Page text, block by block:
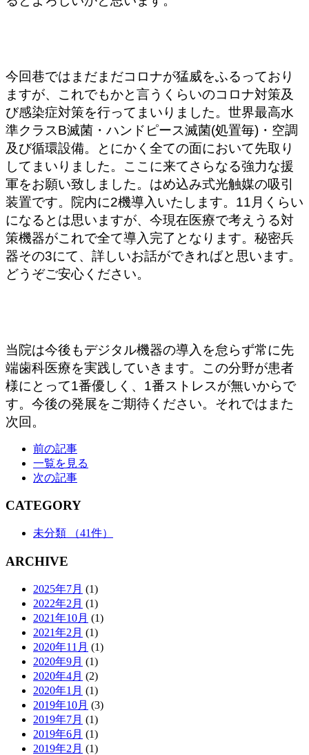
今回巷ではまだまだコロナが猛威をふるっており
ますが、これでもかと言うくらいのコロナ対策及
び感染症対策を行ってまいりました。世界最高水
準クラスB滅菌・ハンドピース滅菌(処置毎)・空調
及び循環設備。とにかく全ての面において先取り
してまいりました。ここに来てさらなる強力な援
軍をお願い致しました。はめ込み式光触媒の吸引
装置です。院内に2機導入いたします。11月くらい
になるとは思いますが、今現在医療で考えうる対
策機器がこれで全て導入完了となります。秘密兵
器その3にて、詳しいお話ができればと思います。
どうぞご安心ください。
当院は今後もデジタル機器の導入を怠らず常に先
端歯科医療を実践していきます。この分野が患者
様にとって1番優しく、1番ストレスが無いからで
す。今後の発展をご期待ください。それではまた
次回。
前の記事
一覧を見る
次の記事
CATEGORY
未分類 （41件）
ARCHIVE
2025年7月 (1)
2022年2月 (1)
2021年10月 (1)
2021年2月 (1)
2020年11月 (1)
2020年9月 (1)
2020年4月 (2)
2020年1月 (1)
2019年10月 (3)
2019年7月 (1)
2019年6月 (1)
2019年2月 (1)